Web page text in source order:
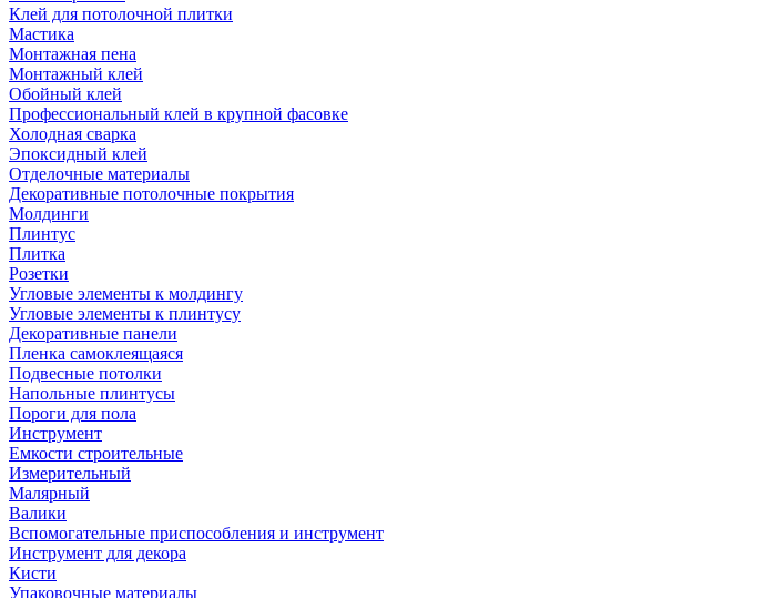
Клей для потолочной плитки
Мастика
Монтажная пена
Монтажный клей
Обойный клей
Профессиональный клей в крупной фасовке
Холодная сварка
Эпоксидный клей
Отделочные материалы
Декоративные потолочные покрытия
Молдинги
Плинтус
Плитка
Розетки
Угловые элементы к молдингу
Угловые элементы к плинтусу
Декоративные панели
Пленка самоклеящаяся
Подвесные потолки
Напольные плинтусы
Пороги для пола
Инструмент
Емкости строительные
Измерительный
Малярный
Валики
Вспомогательные приспособления и инструмент
Инструмент для декора
Кисти
Упаковочные материалы